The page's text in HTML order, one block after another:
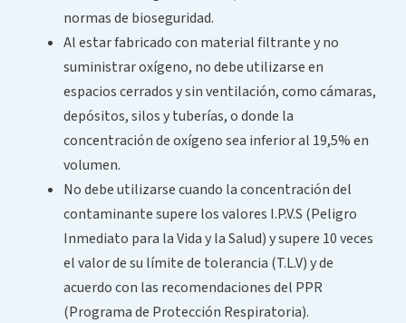
normas de bioseguridad.
Al estar fabricado con material filtrante y no
suministrar oxígeno, no debe utilizarse en
espacios cerrados y sin ventilación, como cámaras,
depósitos, silos y tuberías, o donde la
concentración de oxígeno sea inferior al 19,5% en
volumen.
No debe utilizarse cuando la concentración del
contaminante supere los valores I.P.V.S (Peligro
Inmediato para la Vida y la Salud) y supere 10 veces
el valor de su límite de tolerancia (T.L.V) y de
acuerdo con las recomendaciones del PPR
(Programa de Protección Respiratoria).